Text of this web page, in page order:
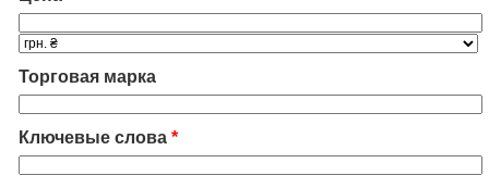
Торговая марка
Ключевые слова *